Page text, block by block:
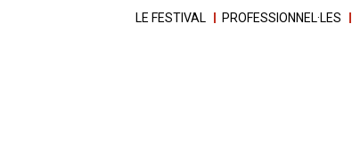
LE FESTIVAL PROFESSIONNEL·LES